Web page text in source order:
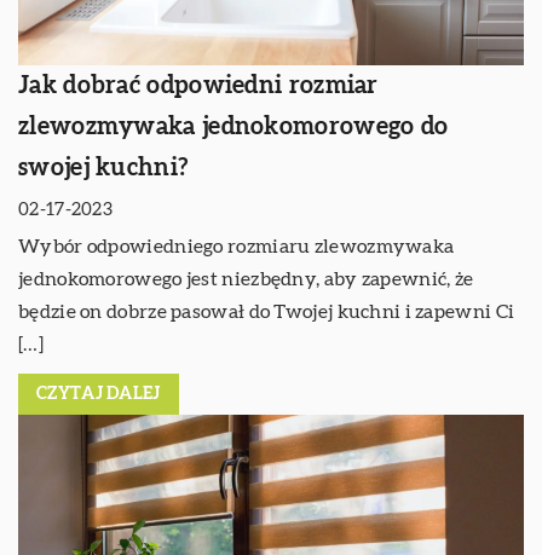
Jak dobrać odpowiedni rozmiar
zlewozmywaka jednokomorowego do
swojej kuchni?
02-17-2023
Wybór odpowiedniego rozmiaru zlewozmywaka
jednokomorowego jest niezbędny, aby zapewnić, że
będzie on dobrze pasował do Twojej kuchni i zapewni Ci
[…]
CZYTAJ DALEJ